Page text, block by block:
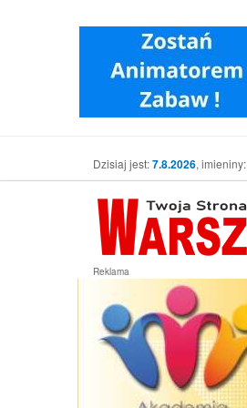
Dzisiaj jest:7.8.2026, imieniny:
Reklama